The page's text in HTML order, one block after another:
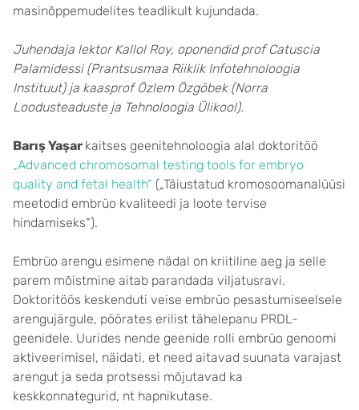
masinõppemudelites teadlikult kujundada.
Juhendaja lektor Kallol Roy, oponendid prof Catuscia
Palamidessi (Prantsusmaa Riiklik Infotehnoloogia
Instituut) ja kaasprof Özlem Özgöbek (Norra
Loodusteaduste ja Tehnoloogia Ülikool).
Barış Yaşar kaitses geenitehnoloogia alal doktoritöö
„Advanced chromosomal testing tools for embryo
quality and fetal health“ („Täiustatud kromosoomanalüüsi
meetodid embrüo kvaliteedi ja loote tervise
hindamiseks“).
Embrüo arengu esimene nädal on kriitiline aeg ja selle
parem mõistmine aitab parandada viljatusravi.
Doktoritöös keskenduti veise embrüo pesastumiseelsele
arengujärgule, pöörates erilist tähelepanu PRDL-
geenidele. Uurides nende geenide rolli embrüo genoomi
aktiveerimisel, näidati, et need aitavad suunata varajast
arengut ja seda protsessi mõjutavad ka
keskkonnategurid, nt hapnikutase.